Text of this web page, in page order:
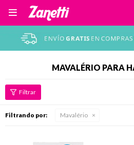

MAVALÉRIO PARA
Filtrando por: Mavalério